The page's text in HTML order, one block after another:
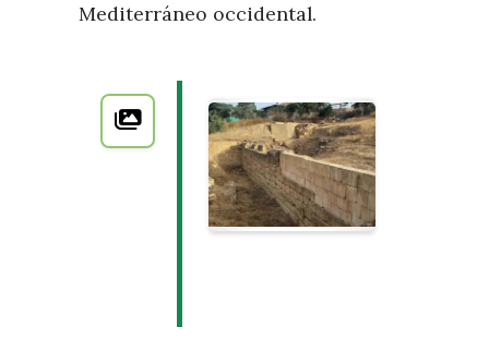
Mediterráneo occidental.